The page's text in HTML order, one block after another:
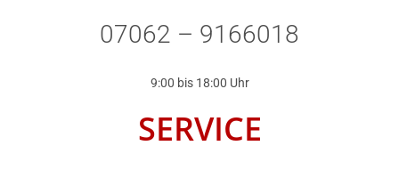
07062 – 9166018
9:00 bis 18:00 Uhr
SERVICE